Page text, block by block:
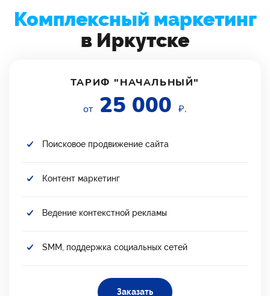
Комплексный маркетинг
в Иркутске
ТАРИФ "НАЧАЛЬНЫЙ"
от 25 000 ₽.
Поисковое продвижение сайта
Контент маркетинг
Ведение контекстной рекламы
SMM, поддержка социальных сетей
Заказать